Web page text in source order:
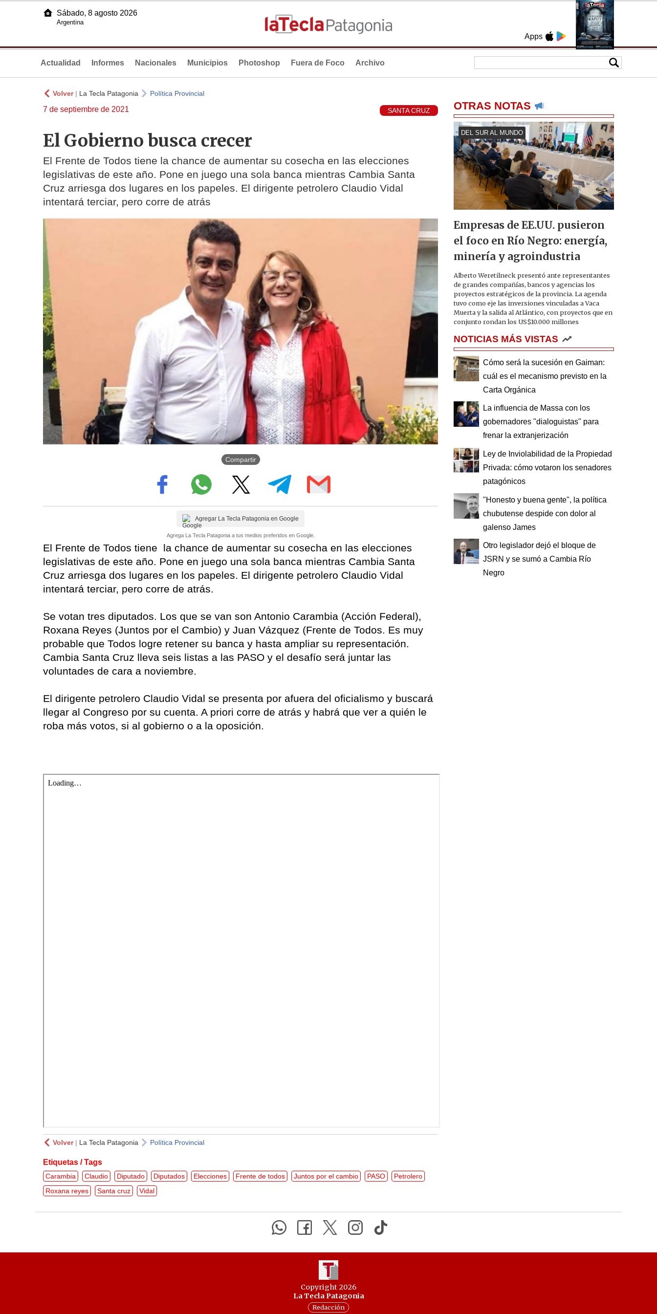
Apps
Sábado, 8 agosto 2026
Argentina
Actualidad Informes Nacionales Municipios Photoshop Fuera de Foco Archivo
Volver| La Tecla Patagonia Política Provincial
7 de septiembre de 2021 SANTA CRUZ
El Gobierno busca crecer
El Frente de Todos tiene la chance de aumentar su cosecha en las elecciones
legislativas de este año. Pone en juego una sola banca mientras Cambia Santa
Cruz arriesga dos lugares en los papeles. El dirigente petrolero Claudio Vidal
intentará terciar, pero corre de atrás
Compartir
Agregar La Tecla Patagonia en Google
Agrega La Tecla Patagonia a tus medios preferidos en Google.
El Frente de Todos tiene la chance de aumentar su cosecha en las elecciones
legislativas de este año. Pone en juego una sola banca mientras Cambia Santa
Cruz arriesga dos lugares en los papeles. El dirigente petrolero Claudio Vidal
intentará terciar, pero corre de atrás.
Se votan tres diputados. Los que se van son Antonio Carambia (Acción Federal),
Roxana Reyes (Juntos por el Cambio) y Juan Vázquez (Frente de Todos. Es muy
probable que Todos logre retener su banca y hasta ampliar su representación.
Cambia Santa Cruz lleva seis listas a las PASO y el desafío será juntar las
voluntades de cara a noviembre.
El dirigente petrolero Claudio Vidal se presenta por afuera del oficialismo y buscará
llegar al Congreso por su cuenta. A priori corre de atrás y habrá que ver a quién le
roba más votos, si al gobierno o a la oposición.
Volver| La Tecla Patagonia Política Provincial
Etiquetas / Tags
Carambia Claudio Diputado Diputados Elecciones Frente de todos Juntos por el cambio PASO
Petrolero
Roxana reyes
Santa cruz Vidal
OTRAS NOTAS
DEL SUR AL MUNDO
Empresas de EE.UU. pusieron
el foco en Río Negro: energía,
minería y agroindustria
Alberto Weretilneck presentó ante representantes
de grandes compañías, bancos y agencias los
proyectos estratégicos de la provincia. La agenda
tuvo como eje las inversiones vinculadas a Vaca
Muerta y la salida al Atlántico, con proyectos que en
conjunto rondan los US$10.000 millones
NOTICIAS MÁS VISTAS
Cómo será la sucesión en Gaiman:
cuál es el mecanismo previsto en la
Carta Orgánica
La influencia de Massa con los
gobernadores "dialoguistas" para
frenar la extranjerización
Ley de Inviolabilidad de la Propiedad
Privada: cómo votaron los senadores
patagónicos
"Honesto y buena gente", la política
chubutense despide con dolor al
galenso James
Otro legislador dejó el bloque de
JSRN y se sumó a Cambia Río
Negro
Copyright 2026
La Tecla Patagonia
Redacción